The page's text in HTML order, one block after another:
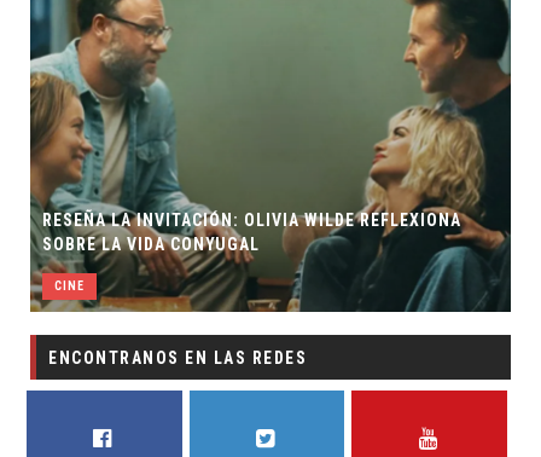
RESEÑA LA INVITACIÓN: OLIVIA WILDE REFLEXIONA
SOBRE LA VIDA CONYUGAL
CINE
ENCONTRANOS EN LAS REDES